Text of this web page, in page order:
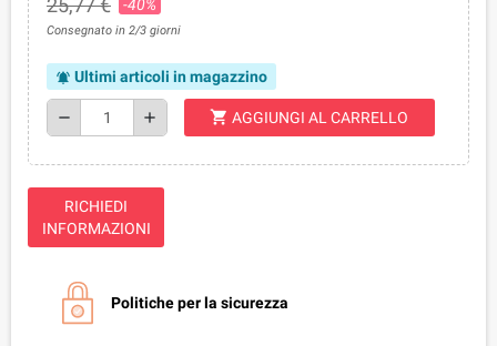
-40%
Consegnato in 2/3 giorni
notifications_active Ultimi articoli in magazzino
remove add shopping_cart AGGIUNGI AL CARRELLO
RICHIEDI
INFORMAZIONI
Politiche per la sicurezza